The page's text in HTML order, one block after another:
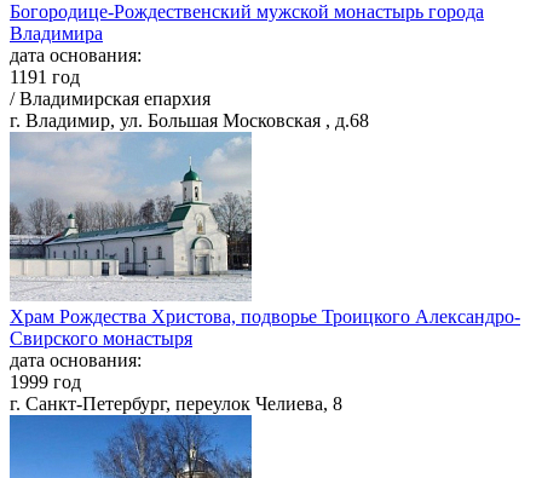
Богородице-Рождественский мужской монастырь города
Владимира
дата основания:
1191 год
/ Владимирская епархия
г. Владимир, ул. Большая Московская , д.68
Храм Рождества Христова, подворье Троицкого Александро-
Свирского монастыря
дата основания:
1999 год
г. Санкт-Петербург, переулок Челиева, 8